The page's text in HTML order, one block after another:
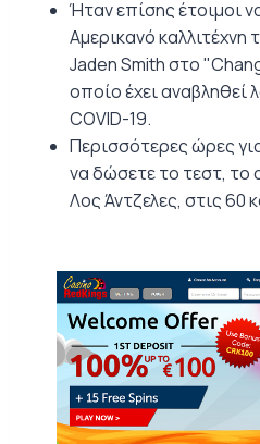
Ήταν επίσης έτοιμοι
Αμερικανό καλλιτέχνη
Jaden Smith στο
οποίο έχει αναβληθεί
COVID-19.
Περισσότερες ώρες
να δώσετε το τεστ, το
Λος Άντζελες, στις 60